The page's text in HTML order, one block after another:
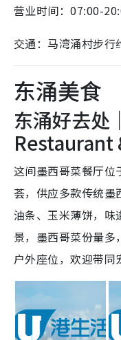
营业时间：07:00-
交通：马湾涌村步行
东涌美食
东涌好去处
Restaurant
这间墨西哥菜餐厅位
荟，供应多款传统墨
油条、玉米薄饼，味
景，墨西哥菜份量
户外座位，欢迎带同